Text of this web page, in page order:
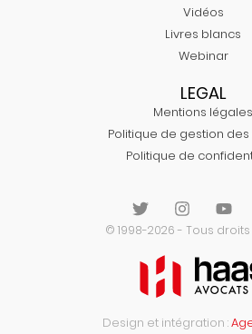
Vidéos
Livres blancs
Webinar
LEGAL
Mentions légales
Politique de gestion
Politique de
© 1998-2026 - Tous
Design et intégration :